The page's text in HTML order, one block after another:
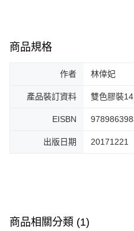
商品規格
作者 林倖妃
產品裝訂資料 雙色膠裝
EISBN
出版日期 20171221
商品相關分類 (1)